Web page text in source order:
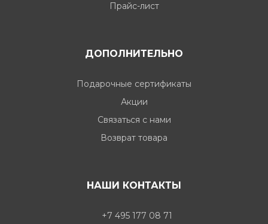
Прайс-лист
ДОПОЛНИТЕЛЬНО
Подарочные сертификаты
Акции
Связаться с нами
Возврат товара
НАШИ КОНТАКТЫ
+7 495 177 08 71